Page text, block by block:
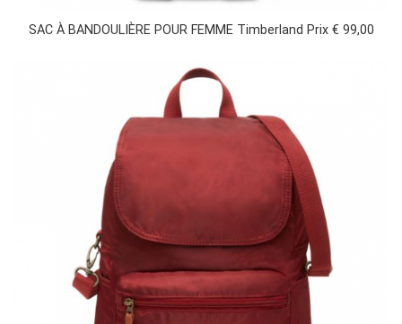
SAC À BANDOULIÈRE POUR FEMME Timberland Prix € 99,00